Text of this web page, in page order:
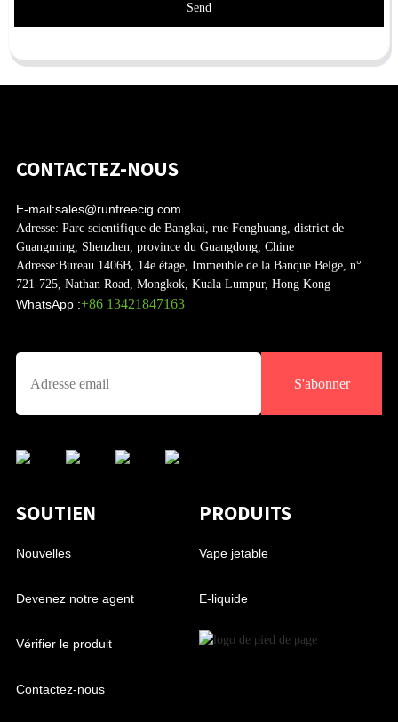
Send
CONTACTEZ-NOUS
E-mail:sales@runfreecig.com
Adresse: Parc scientifique de Bangkai, rue Fenghuang, district de
Guangming, Shenzhen, province du Guangdong, Chine
Adresse:Bureau 1406B, 14e étage, Immeuble de la Banque Belge, n°
721-725, Nathan Road, Mongkok, Kuala Lumpur, Hong Kong
WhatsApp :+86 13421847163
S'abonner
SOUTIEN
Nouvelles
Devenez notre agent
Vérifier le produit
Contactez-nous
PRODUITS
Vape jetable
E-liquide